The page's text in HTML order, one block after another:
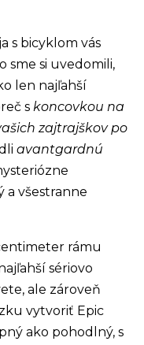
s bicyklom vás
sme si uvedomili,
len najľahší
s koncovkou na
zajtrajškov po
avantgardnú
a všestranne
rámu
sériovo
ale zároveň
vytvoriť Epic
ako pohodlný, s